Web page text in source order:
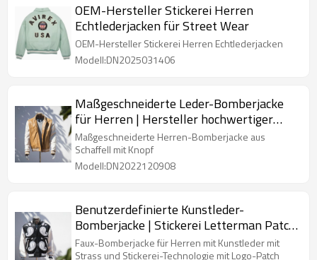
OEM-Hersteller Stickerei Herren
Echtlederjacken für Street Wear
OEM-Hersteller Stickerei Herren Echtlederjacken
Modell:DN2025031406
Maßgeschneiderte Leder-Bomberjacke
für Herren | Hersteller hochwertiger
Bomberjacken
Maßgeschneiderte Herren-Bomberjacke aus
Schaffell mit Knopf
Modell:DN2022120908
Benutzerdefinierte Kunstleder-
Bomberjacke | Stickerei Letterman Patch
Winter Bomberjacken Hersteller
Faux-Bomberjacke für Herren mit Kunstleder mit
Strass und Stickerei-Technologie mit Logo-Patch